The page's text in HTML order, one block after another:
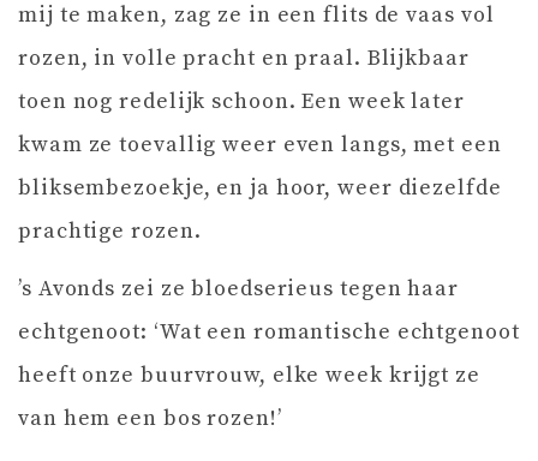
mij te maken, zag ze in een flits de vaas vol
rozen, in volle pracht en praal. Blijkbaar
toen nog redelijk schoon. Een week later
kwam ze toevallig weer even langs, met een
bliksembezoekje, en ja hoor, weer diezelfde
prachtige rozen.
’s Avonds zei ze bloedserieus tegen haar
echtgenoot: ‘Wat een romantische echtgenoot
heeft onze buurvrouw, elke week krijgt ze
van hem een bos rozen!’